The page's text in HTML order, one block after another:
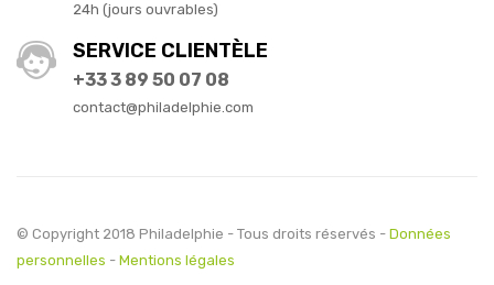
24h (jours ouvrables)
SERVICE CLIENTÈLE
+33 3 89 50 07 08
contact@philadelphie.com
© Copyright 2018 Philadelphie - Tous droits réservés - Données
personnelles - Mentions légales